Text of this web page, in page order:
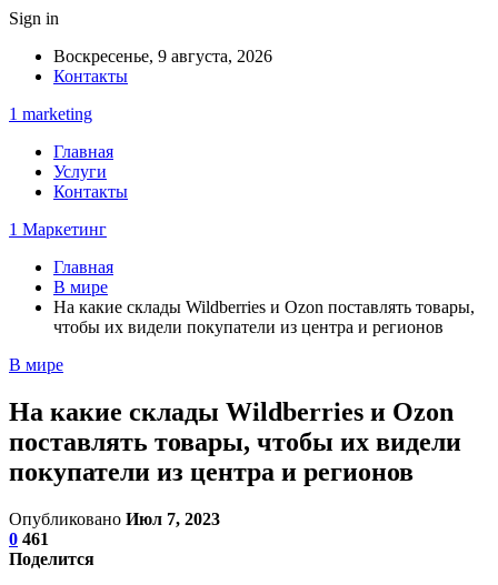
Sign in
Воскресенье, 9 августа, 2026
Контакты
1 marketing
Главная
Услуги
Контакты
1 Маркетинг
Главная
В мире
На какие склады Wildberries и Ozon поставлять товары,
чтобы их видели покупатели из центра и регионов
В мире
На какие склады Wildberries и Ozon
поставлять товары, чтобы их видели
покупатели из центра и регионов
Опубликовано Июл 7, 2023
0 461
Поделится